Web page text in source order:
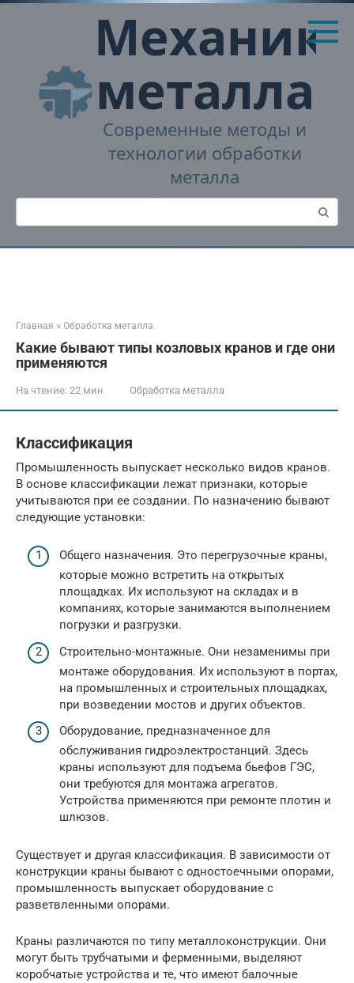
Перейти
Механика
металла
Современные методы и
технологии обработки
металла
Поиск:
Главная » Обработка металла
Какие бывают типы козловых кранов и где они
применяются
На чтение: 22 мин Обработка металла
Классификация
Промышленность выпускает несколько видов кранов.
В основе классификации лежат признаки, которые
учитываются при ее создании. По назначению бывают
следующие установки:
Общего назначения. Это перегрузочные краны,
которые можно встретить на открытых
площадках. Их используют на складах и в
компаниях, которые занимаются выполнением
погрузки и разгрузки.
Строительно-монтажные. Они незаменимы при
монтаже оборудования. Их используют в портах,
на промышленных и строительных площадках,
при возведении мостов и других объектов.
Оборудование, предназначенное для
обслуживания гидроэлектростанций. Здесь
краны используют для подъема бьефов ГЭС,
они требуются для монтажа агрегатов.
Устройства применяются при ремонте плотин и
шлюзов.
Существует и другая классификация. В зависимости от
конструкции краны бывают с одностоечными опорами,
промышленность выпускает оборудование с
разветвленными опорами.
Краны различаются по типу металлоконструкции. Они
могут быть трубчатыми и ферменными, выделяют
коробчатые устройства и те, что имеют балочные